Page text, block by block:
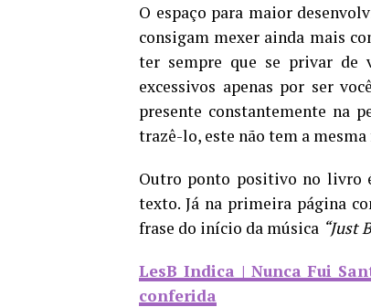
O espaço para maior
consigam mexer ainda mais
ter sempre que se privar de
excessivos apenas por ser
presente constantemente na
trazê-lo, este não tem a
Outro ponto positivo no livro
texto. Já na primeira página
frase do início da música “Just
LesB Indica | Nunca Fui
conferida